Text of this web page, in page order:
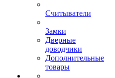
Считыватели
Замки
Дверные
доводчики
Дополнительные
товары